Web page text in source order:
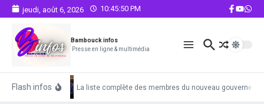
Aller au contenu
jeudi, août 6, 2026 10:45:51 PM
Bambouck infos
Presse en ligne & multimédia
Flash infos La liste complète des membres du nouveau